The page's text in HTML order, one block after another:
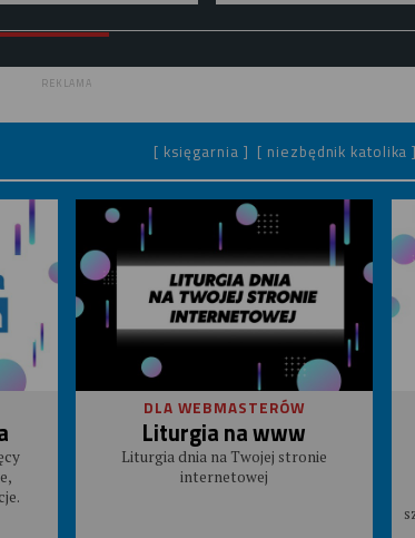
REKLAMA
[ księgarnia ] [ niezbędnik katolika ]
DLA WEBMASTERÓW
Liturgia na www
Liturgia dnia na Twojej stronie
internetowej